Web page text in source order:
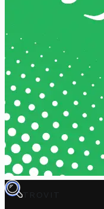
TROVIT